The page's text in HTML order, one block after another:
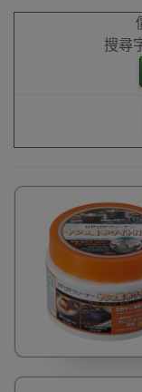
搜尋